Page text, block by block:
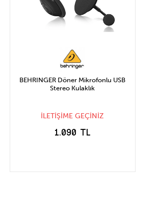
BEHRINGER Döner Mikrofonlu USB
Stereo Kulaklık
İLETİŞİME GEÇİNİZ
1.090 TL